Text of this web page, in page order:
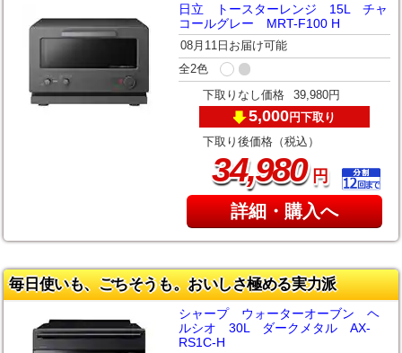
日立 トースターレンジ 15L チャ
コールグレー MRT-F100 H
08月11日お届け可能
全2色
下取りなし価格 39,980円
5,000円下取り
下取り後価格（税込）
34,980円
詳細・購入へ
毎日使いも、ごちそうも。おいしさ極める実力派
シャープ ウォーターオーブン ヘ
ルシオ 30L ダークメタル AX-
RS1C-H